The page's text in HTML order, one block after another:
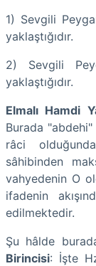
1) Sevgili
yaklaştığıdır.
2) Sevgili
yaklaştığıdır.
Elmalı Hamdi
Burada
râci
sâhibinden
vahyedenin O
ifadenin
edilmektedir.
Şu hâlde
Birincisi: İşte